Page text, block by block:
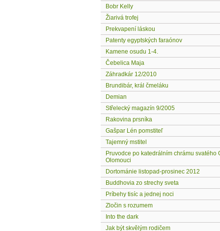
Bobr Kelly
Žiarivá trofej
Prekvapení láskou
Patenty egyptských faraónov
Kamene osudu 1-4.
Čebelica Maja
Záhradkár 12/2010
Brundibár, král čmeláku
Demian
Střelecký magazín 9/2005
Rakovina prsníka
Gašpar Lén pomstiteľ
Tajemný mstitel
Pruvodce po katedrálním chrámu svatého
Olomouci
Dortománie listopad-prosinec 2012
Buddhovia zo strechy sveta
Príbehy tisíc a jednej noci
Zločin s rozumem
Into the dark
Jak být skvělým rodičem